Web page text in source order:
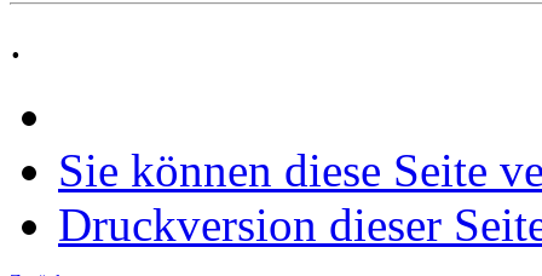
.
Sie können diese Seite
Druckversion dieser